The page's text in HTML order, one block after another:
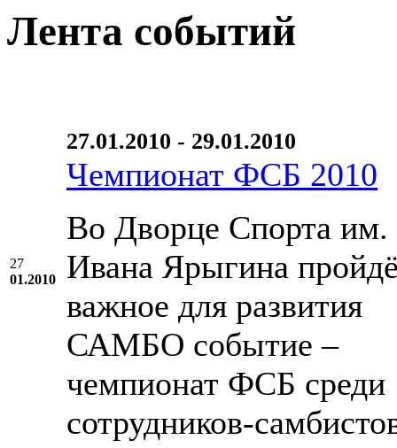
Лента событий
27
01.2010
27.01.2010 - 29.01.2010
Чемпионат ФСБ 2010
Во Дворце Спорта им.
Ивана Ярыгина
важное для развития
САМБО событие –
чемпионат ФСБ среди
сотрудников-